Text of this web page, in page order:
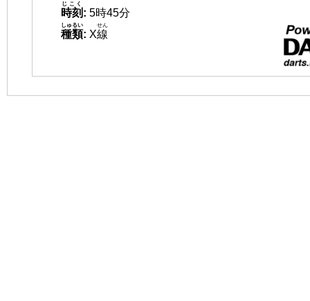
時刻
じこく
: 5時45分
種類
しゅるい
: X線
せん